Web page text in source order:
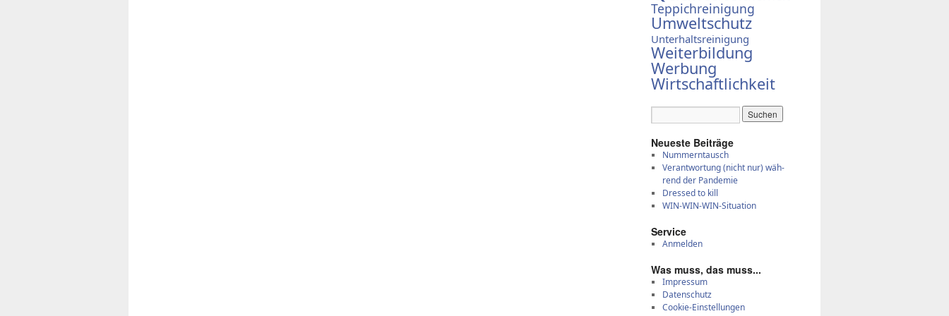
Teppichreinigung
Umweltschutz
Unterhaltsreinigung
Weiterbildung
Werbung
Wirtschaftlichkeit
Neue­ste Bei­trä­ge
Num­mern­tausch
Ver­ant­wor­tung (nicht nur) wäh­
rend der Pan­de­mie
Dres­sed to kill
WIN-WIN-WIN-Si­tua­ti­on
Ser­vice
Anmelden
Was muss, das muss...
Impressum
Datenschutz
Cookie-Einstellungen